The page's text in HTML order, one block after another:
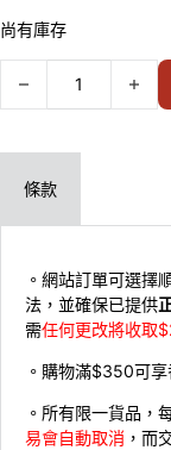
尚有庫存
Bandai 水貼 #134 水
條款
。網站訂單可選擇
法，並確保已提供
需任何更改將收取
。購物滿$350可
。所有限一貨品，
易會自動取消 ，而